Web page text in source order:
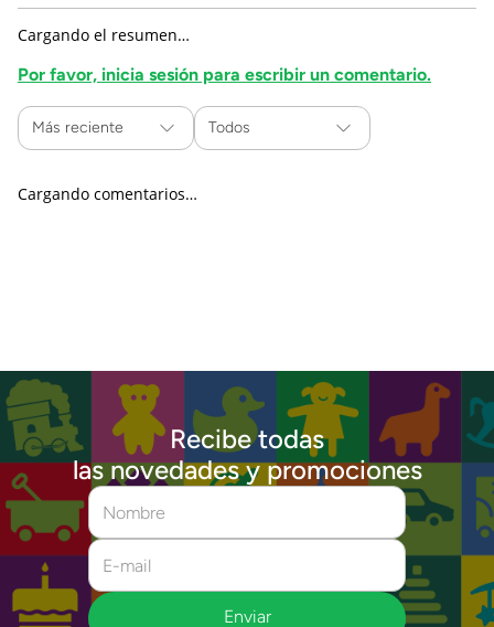
Cargando el resumen…
Por favor, inicia sesión para escribir un comentario.
Más reciente Todos
Cargando comentarios…
Recibe todas
las novedades y promociones
Enviar